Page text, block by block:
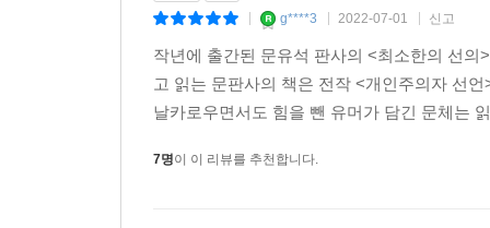
형벌 권한을 줄 것인가? 자율주행 자동차가 긴
가? 기술적으로는 가능하나 사회가 수용할 수 있
--- p.237
제각각 달라도, 불편해도, 타협하며 함께 살아갈 수
우리는 인터넷과 SNS를 통해 지구상의 인간 군
하고, 부러워하거나 비판하기도 한다. 미처
g****3 2022-07-01 신고
작년에 출간된 문유석 판사의 <최소한의 선
고 읽는 문판사의 책은 전작 <개인주의자 선
날카로우면서도 힘을 뺀 유머가 담긴 문체는
7명이 이 리뷰를 추천합니다.